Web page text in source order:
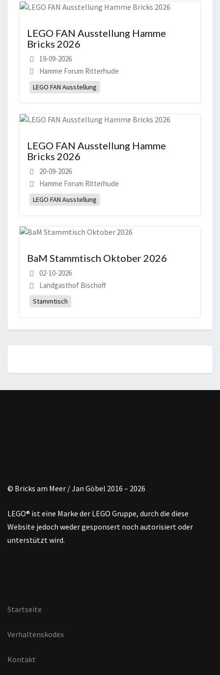
LEGO FAN Ausstellung Hamme
Bricks 2026
19-09-2026
Hamme Forum Ritterhude
LEGO FAN Ausstellung
LEGO FAN Ausstellung Hamme
Bricks 2026
20-09-2026
Hamme Forum Ritterhude
LEGO FAN Ausstellung
BaM Stammtisch Oktober 2026
02-10-2026
Landgasthof Bischoff
Stammtisch
© Bricks am Meer / Jan Göbel 2016 – 2026
LEGO® ist eine Marke der LEGO Gruppe, durch die diese
Website jedoch weder gesponsert noch autorisiert oder
unterstützt wird.
Startseite
Verhaltenskodex
Kontakt